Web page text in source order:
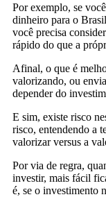
Por exemplo, se
dinheiro para o
você precisa
rápido do que a
Afinal, o que é
valorizando, ou
depender do
E sim, existe risco
risco, entendendo a
valorizar versus a
Por via de regra,
investir, mais fácil
é, se o investimento